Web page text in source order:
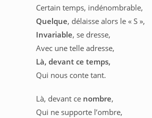
Certain temps, indénombrable,
Quelque, délaisse alors le « S »,
Invariable, se dresse,
Avec une telle adresse,
Là, devant ce temps,
Qui nous conte tant.
Là, devant ce nombre,
Qui ne supporte l’ombre,